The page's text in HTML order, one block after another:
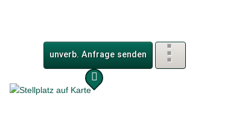
unverb. Anfrage senden